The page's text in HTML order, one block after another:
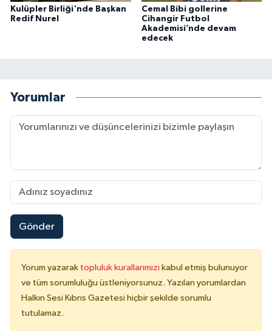
Kulüpler Birliği'nde Başkan
Redif Nurel
Cemal Bibi gollerine
Cihangir Futbol
Akademisi’nde devam
edecek
Yorumlar
Gönder
Yorum yazarak topluluk kurallarımızı kabul etmiş bulunuyor
ve tüm sorumluluğu üstleniyorsunuz. Yazılan yorumlardan
Halkın Sesi Kıbrıs Gazetesi hiçbir şekilde sorumlu
tutulamaz.